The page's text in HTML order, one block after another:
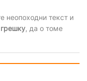
неопоходни текст и
, да о томе